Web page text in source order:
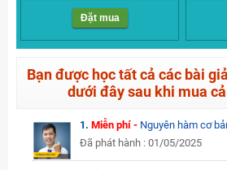
Đặt mua
Bạn được học tất cả các bài
dưới đây sau khi mua
1. Miễn phí - Nguyên hàm cơ
Đã phát hành : 01/05/2025